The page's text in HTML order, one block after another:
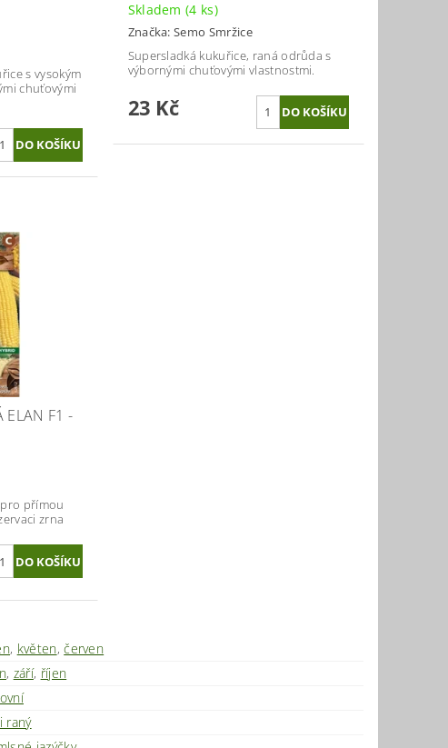
s vysokým
chuťovými
Skladem(4 ks)
Značka:Semo Smržice
Supersladká kukuřice, raná odrůda s
výbornými chuťovými vlastnostmi.
23 Kč
ELAN F1 -
přímou
zrna
, květen,červen
, září, říjen
raný